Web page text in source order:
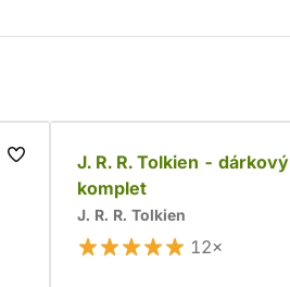
J. R. R. Tolkien - dárkový
komplet
J. R. R. Tolkien
12×